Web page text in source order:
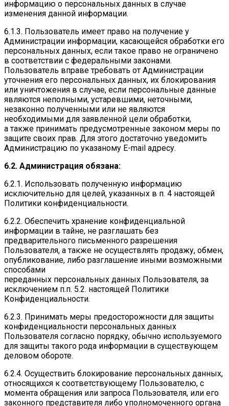
информацию о персональных данных в случае
изменения данной информации.
6.1.3. Пользователь имеет право на получение у
Администрации информации, касающейся обработки его
персональных данных, если такое право не ограничено
в соответствии с федеральными законами.
Пользователь вправе требовать от Администрации
уточнения его персональных данных, их блокирования
или уничтожения в случае, если персональные данные
являются неполными, устаревшими, неточными,
незаконно полученными или не являются
необходимыми для заявленной цели обработки,
а также принимать предусмотренные законом меры по
защите своих прав. Для этого достаточно уведомить
Администрацию по указаному E-mail адресу.
6.2. Администрация обязана:
6.2.1. Использовать полученную информацию
исключительно для целей, указанных в п. 4 настоящей
Политики конфиденциальности.
6.2.2. Обеспечить хранение конфиденциальной
информации в тайне, не разглашать без
предварительного письменного разрешения
Пользователя, а также не осуществлять продажу, обмен,
опубликование, либо разглашение иными возможными
способами
переданных персональных данных Пользователя, за
исключением п.п. 5.2. настоящей Политики
Конфиденциальности.
6.2.3. Принимать меры предосторожности для защиты
конфиденциальности персональных данных
Пользователя согласно порядку, обычно используемого
для защиты такого рода информации в существующем
деловом обороте.
6.2.4. Осуществить блокирование персональных данных,
относящихся к соответствующему Пользователю, с
момента обращения или запроса Пользователя, или его
законного представителя либо уполномоченного органа